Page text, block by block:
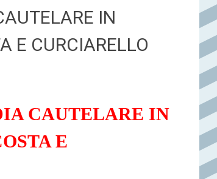
IN
E CURCIARELLO
CAUTELARE IN
E